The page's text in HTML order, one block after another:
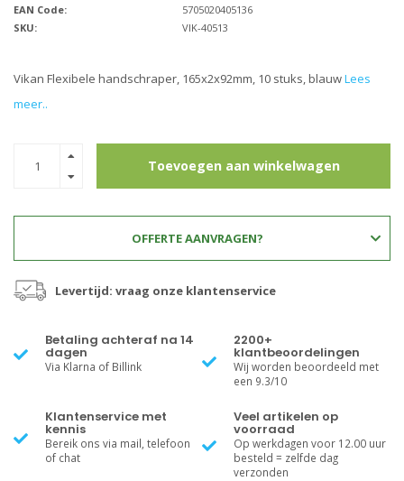
EAN Code:
5705020405136
SKU:
VIK-40513
Vikan Flexibele handschraper, 165x2x92mm, 10 stuks, blauwLees
meer..
Toevoegen aan winkelwagen
OFFERTE AANVRAGEN?
Levertijd: vraag onze klantenservice
Betaling achteraf na 14
dagen
Via Klarna of Billink
2200+
klantbeoordelingen
Wij worden beoordeeld met
een 9.3/10
Klantenservice met
kennis
Bereik ons via mail, telefoon
of chat
Veel artikelen op
voorraad
Op werkdagen voor 12.00 uur
besteld = zelfde dag
verzonden